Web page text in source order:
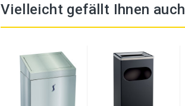
Vielleicht gefällt Ihnen auch